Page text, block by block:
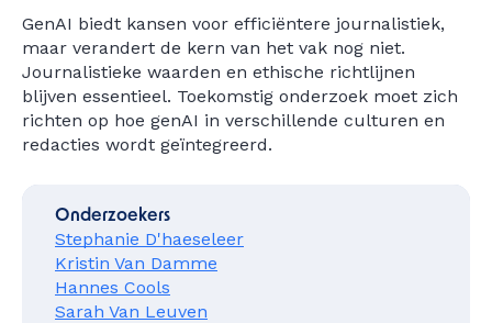
GenAI biedt kansen voor efficiëntere journalistiek,
maar verandert de kern van het vak nog niet.
Journalistieke waarden en ethische richtlijnen
blijven essentieel. Toekomstig onderzoek moet zich
richten op hoe genAI in verschillende culturen en
redacties wordt geïntegreerd.
Onderzoekers
Stephanie D'haeseleer
Kristin Van Damme
Hannes Cools
Sarah Van Leuven